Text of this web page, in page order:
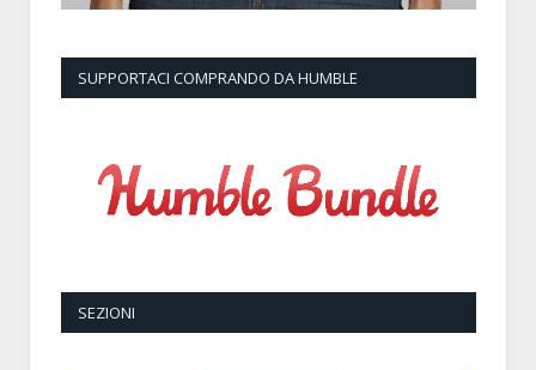
SUPPORTACI COMPRANDO DA HUMBLE
SEZIONI